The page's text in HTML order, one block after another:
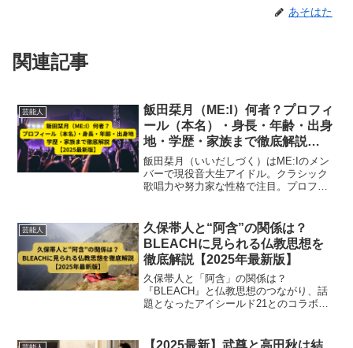
あそはた
関連記事
芸能人
飯田栞月（ME:I）何者？プロフィ
ール（本名）・身長・年齢・出身
地・学歴・家族まで徹底解説
【2025最新版】
飯田栞月（いいだしづく）はME:Iのメン
バーで現役音大生アイドル。クラシック
歌唱力や努力家な性格で注目。プロフィ
版】
芸能人
久保帯人と“阿含”の関係は？
BLEACHに見られる仏教思想を
徹底解説【2025年最新版】
久保帯人と「阿含」の関係は？
『BLEACH』と仏教思想のつながり、話
題となったアイシールド21とのコラボ内
【2025最新】武尊と高田秋は結